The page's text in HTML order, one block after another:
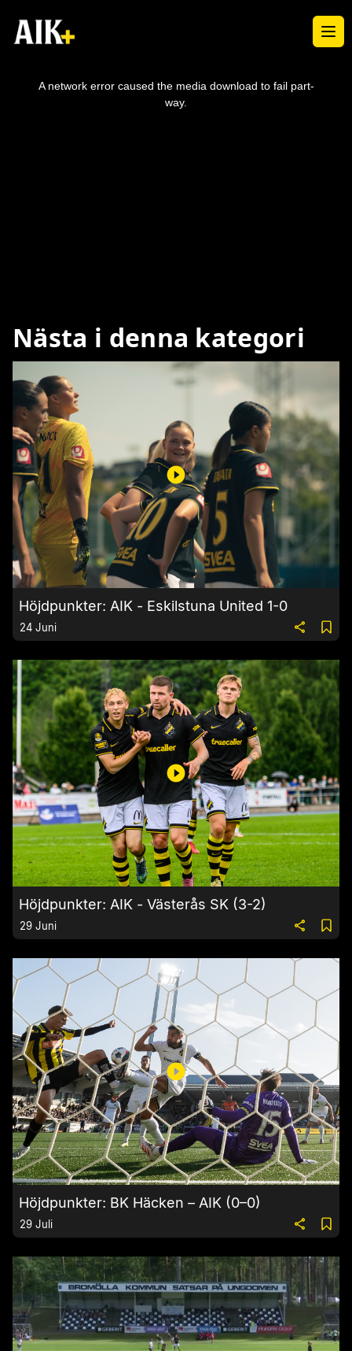
A network error caused the media download to fail part-
way.
Nästa i denna kategori
Höjdpunkter: AIK - Eskilstuna United 1-0
24 Juni
Höjdpunkter: AIK - Västerås SK (3-2)
29 Juni
Höjdpunkter: BK Häcken – AIK (0–0)
29 Juli